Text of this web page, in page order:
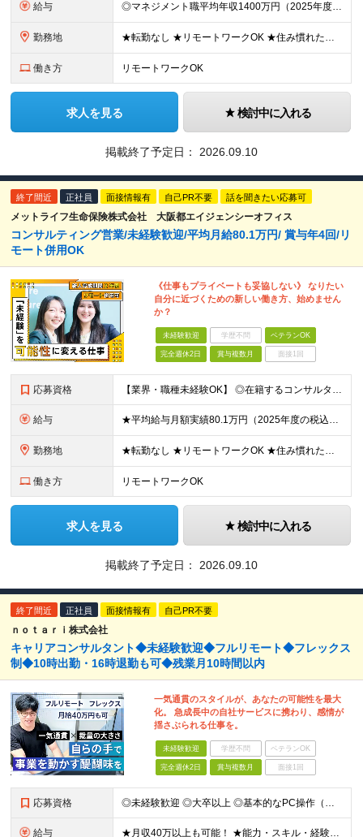
給与 ◎マネジメント職平均年収1400万円（2025年度の税込定例給与実績。） 【STEP1】まずはコンサルタントからスタート ◆初任給月給：20万円から35万円＋業績給＋賞与年4回（※個人業績による）
勤務地 ★転勤なし ★リモートワークOK ★住み慣れた街で長く働き続けられます！ ■ご希望を考慮した上で勤務地を決定いたします ■地域のお客さまとの長期に亘る信頼関係を重視するため転勤無し。 ■U・Iタ
働き方 リモートワークOK
求人を見る 検討中に入れる
掲載終了予定日： 2026.09.10
終了間近 正社員 面接情報有 自己PR不要 話を聞きたい応募可
メットライフ生命保険株式会社 大阪都エイジェンシーオフィス
コンサルティング営業/未経験歓迎/平均月給80.1万円/ 賞与年4回/リ
モート併用OK
《仕事もプライベートも妥協しない》 なりたい
自分に近づくための新しい働き方、始めません
か？
未経験歓迎 学歴不問 ベテランOK
完全週休2日 賞与複数月 面接1回
応募資格 【業界・職種未経験OK】 ◎在籍するコンサルタントの多くが中途入社 ◎前職は介護士・アパレル店員・事務員など、未経験・異業種からの転職者90％以上！ ◎金融や保険の知識も不問 ◆高卒以上 ◆社会人経
給与 ★平均給与月額実績80.1万円（2025年度の税込定例給与実績となります） ◆初任給月給：20万円から35万円＋業績給＋賞与年4回（※個人業績による） ※初任給内訳／基本給10万円＋初期補給10万
勤務地 ★転勤なし ★リモートワークOK ★住み慣れた街で長く働き続けられます！ ■ご希望を考慮した上で勤務地を決定いたします ■地域のお客さまとの長期に亘る信頼関係を重視するため転勤無し。 ■U・Iタ
働き方 リモートワークOK
求人を見る 検討中に入れる
掲載終了予定日： 2026.09.10
終了間近 正社員 面接情報有 自己PR不要
ｎｏｔａｒｉ株式会社
キャリアコンサルタント◆未経験歓迎◆フルリモート◆フレックス
制◆10時出勤・16時退勤も可◆残業月10時間以内
一気通貫のスタイルが、あなたの可能性を最大
化。 急成長中の自社サービスに携わり、感情が
揺さぶられる仕事を。
未経験歓迎 学歴不問 ベテランOK
完全週休2日 賞与複数月 面接1回
応募資格 ◎未経験歓迎 ◎大卒以上 ◎基本的なPC操作（メール・Google Workspace等）ができる方 ★第二新卒の方も歓迎！ 【こんな方にピッタリです】 ◎丁寧な調整やサポートが得意 ◎成長企業で裁
給与 ★月収40万以上も可能！ ★能力・スキル・経験を考慮した年収額を設定します ■月給20万円～40万円＋決算賞与 ※経験・スキルを考慮のうえ決定します ※給与にはみなし残業代40時間分を含む。そのほか